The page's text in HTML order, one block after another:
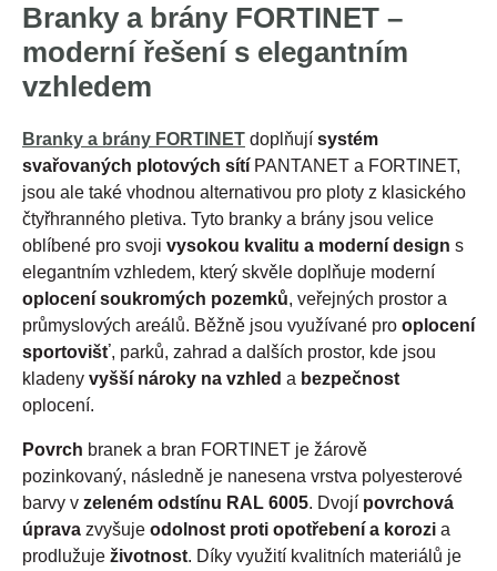
Branky a brány FORTINET –
moderní řešení s elegantním
vzhledem
Branky a brány FORTINET doplňují systém
svařovaných plotových sítí PANTANET a FORTINET,
jsou ale také vhodnou alternativou pro ploty z klasického
čtyřhranného pletiva. Tyto branky a brány jsou velice
oblíbené pro svoji vysokou kvalitu a moderní design s
elegantním vzhledem, který skvěle doplňuje moderní
oplocení soukromých pozemků, veřejných prostor a
průmyslových areálů. Běžně jsou využívané pro oplocení
sportovišť, parků, zahrad a dalších prostor, kde jsou
kladeny vyšší nároky na vzhled a bezpečnost
oplocení.
Povrch branek a bran FORTINET je žárově
pozinkovaný, následně je nanesena vrstva polyesterové
barvy v zeleném odstínu RAL 6005. Dvojí povrchová
úprava zvyšuje odolnost proti opotřebení a korozi a
prodlužuje životnost. Díky využití kvalitních materiálů je